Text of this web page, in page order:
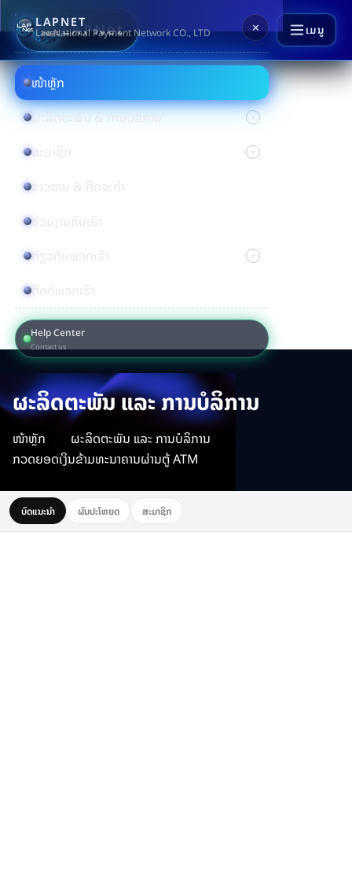
LAPNet ເມນູ
LAPNET
Lao National Payment Network CO., LTD ✕
ໜ້າຫຼັກ
ຜະລິດຕະພັນ & ການບໍລິການ
ສະມາຊິກ
ຂ່າວສານ & ກິດຈະກຳ
ຮ່ວມງານກັບເຮົາ
ກ່ຽວກັບພວກເຮົາ
ຕິດຕໍ່ພວກເຮົາ
Help Center
Contact us
ຜະລິດຕະພັນ ແລະ ການບໍລິການ
ໜ້າຫຼັກ
ຜະລິດຕະພັນ ແລະ ການບໍລິການ
ກວດຍອດເງິນຂ້າມທະນາຄານຜ່ານຕູ້ ATM
ບົດແນະນຳ ຜົນປະໂຫຍດ ສະມາຊິກ